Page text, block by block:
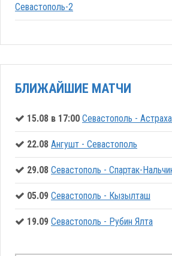
Севастополь-2
БЛИЖАЙШИЕ МАТЧИ
15.08 в 17:00 Севастополь -
22.08 Ангушт - Севастополь
29.08 Севастополь - Спартак-
05.09 Севастополь - Кызылташ
19.09 Севастополь - Рубин Ялта